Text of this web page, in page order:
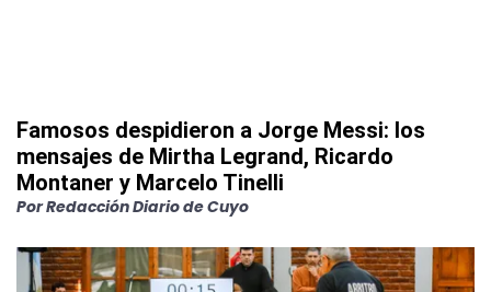
Famosos despidieron a Jorge Messi: los
mensajes de Mirtha Legrand, Ricardo
Montaner y Marcelo Tinelli
PorRedacción Diario de Cuyo